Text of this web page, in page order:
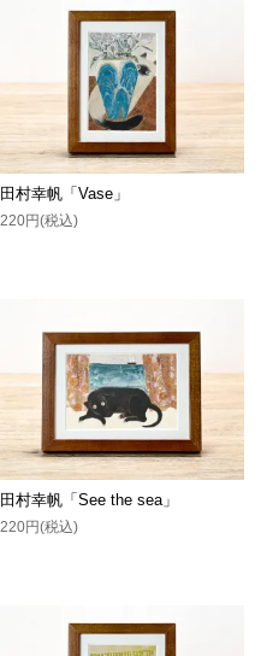
田村幸帆「Vase」
220円(税込)
田村幸帆「See the sea」
220円(税込)